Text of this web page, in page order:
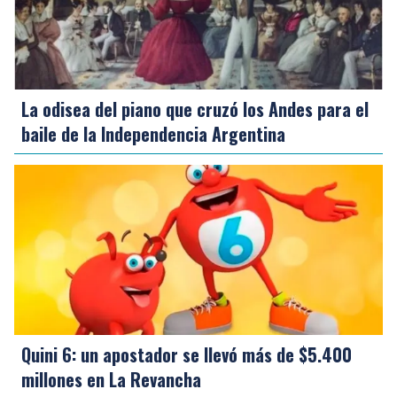
La odisea del piano que cruzó los Andes para el
baile de la Independencia Argentina
Quini 6: un apostador se llevó más de $5.400
millones en La Revancha